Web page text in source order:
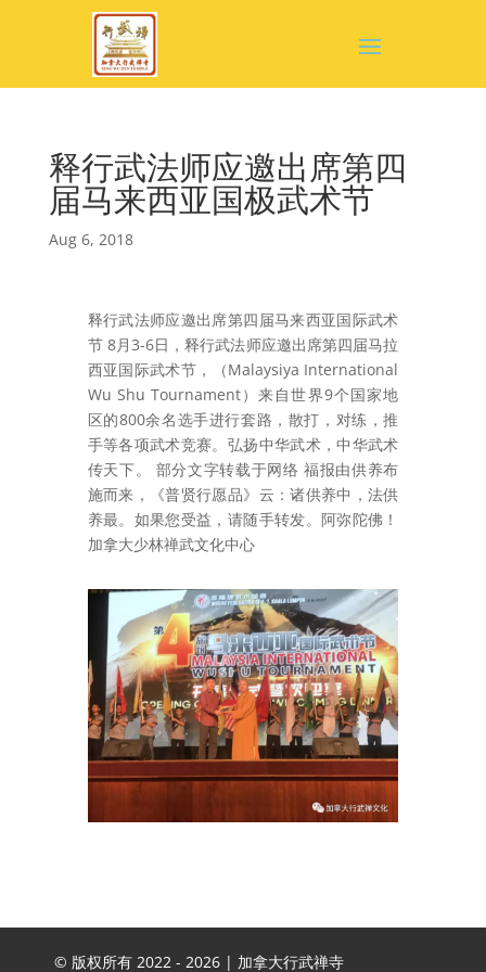
释行武法师应邀出席第四
届马来西亚国极武术节
Aug 6, 2018
释行武法师应邀出席第四届马来西亚国际武术
节 8月3-6日，释行武法师应邀出席第四届马拉
西亚国际武术节，（Malaysiya International
Wu Shu Tournament）来自世界9个国家地
区的800余名选手进行套路，散打，对练，推
手等各项武术竞赛。弘扬中华武术，中华武术
传天下。 部分文字转载于网络 福报由供养布
施而来，《普贤行愿品》云：诸供养中，法供
养最。如果您受益，请随手转发。阿弥陀佛！
加拿大少林禅武文化中心
© 版权所有 2022 - 2026 | 加拿大行武禅寺